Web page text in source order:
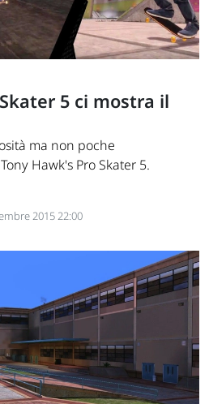
5 ci mostra il
ma non poche
Hawk's Pro Skater 5.
2015 22:00